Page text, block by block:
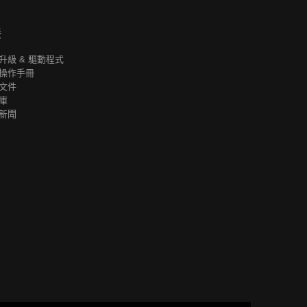
級 & 驅動程式
作手冊
件
聞